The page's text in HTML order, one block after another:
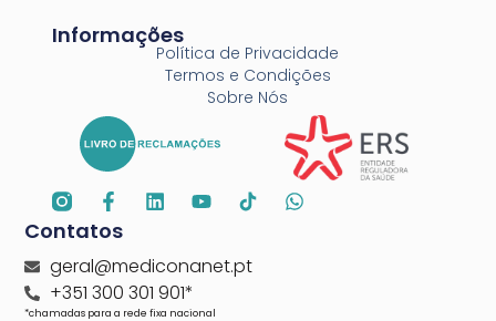
Informações
Política de Privacidade
Termos e Condições
Sobre Nós
Contatos
geral@mediconanet.pt
+351 300 301 901*
*chamadas para a rede fixa nacional